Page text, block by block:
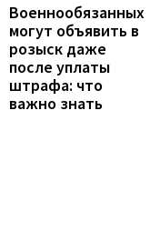
Военнообязанных
могут объявить в
розыск даже
после уплаты
штрафа: что
важно знать